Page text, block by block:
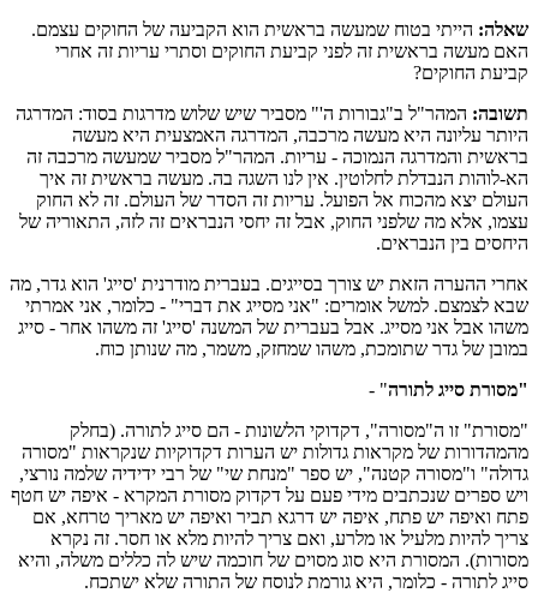
שאלה: הייתי בטוח שמעשה בראשית הוא הקביעה של החוקים עצמם.
האם מעשה בראשית זה לפני קביעת החוקים וסתרי עריות זה אחרי
קביעת החוקים?
תשובה: המהר"ל ב"גבורות ה'" מסביר שיש שלוש מדרגות בסוד: המדרגה
היותר עליונה היא מעשה מרכבה, המדרגה האמצעית היא מעשה
בראשית והמדרגה הנמוכה - עריות. המהר"ל מסביר שמעשה מרכבה זה
הא-לוהות הנבדלת לחלוטין. אין לנו השגה בה. מעשה בראשית זה איך
העולם יצא מהכוח אל הפועל. עריות זה הסדר של העולם. זה לא החוק
עצמו, אלא מה שלפני החוק, אבל זה יחסי הנבראים זה לזה, התאוריה של
היחסים בין הנבראים.
אחרי ההערה הזאת יש צורך בסייגים. בעברית מודרנית 'סייג' הוא גדר, מה
שבא לצמצם. למשל אומרים: "אני מסייג את דברי" - כלומר, אני אמרתי
משהו אבל אני מסייג. אבל בעברית של המשנה 'סייג' זה משהו אחר - סייג
במובן של גדר שתומכת, משהו שמחזק, משמר, מה שנותן כוח.
"מסורת סייג לתורה" -
"מסורת" זו ה"מסורה", דקדוקי הלשונות - הם סייג לתורה. (בחלק
מהמהדורות של מקראות גדולות יש הערות דקדוקיות שנקראות "מסורה
גדולה" ו"מסורה קטנה", יש ספר "מנחת שי" של רבי ידידיה שלמה נורצי,
ויש ספרים שנכתבים מידי פעם על דקדוק מסורת המקרא - איפה יש חטף
פתח ואיפה יש פתח, איפה יש דרגא תביר ואיפה יש מאריך טרחא, אם
צריך להיות מלעיל או מלרע, ואם צריך להיות מלא או חסר. זה נקרא
מסורות). המסורת היא סוג מסוים של חוכמה שיש לה כללים משלה, והיא
סייג לתורה - כלומר, היא גורמת לנוסח של התורה שלא ישתכח.